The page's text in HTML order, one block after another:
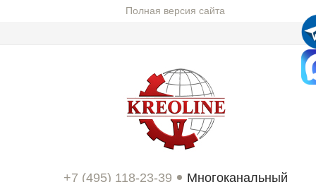
Полная версия сайта
+7 (495) 118-23-39 Многоканальный